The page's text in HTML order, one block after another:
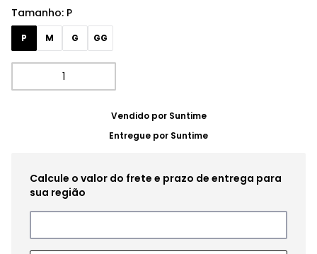
Tamanho: P
P M G GG
Vendido por Suntime
Entregue por Suntime